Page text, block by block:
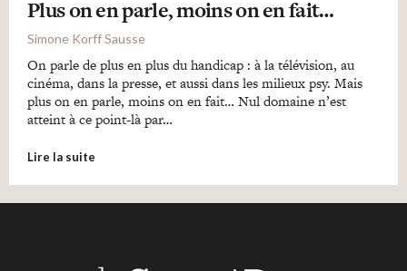
Plus on en parle, moins on en fait…
Simone Korff Sausse
On parle de plus en plus du handicap : à la télévision, au
cinéma, dans la presse, et aussi dans les milieux psy. Mais
plus on en parle, moins on en fait… Nul domaine n’est
atteint à ce point-là par…
Lire la suite